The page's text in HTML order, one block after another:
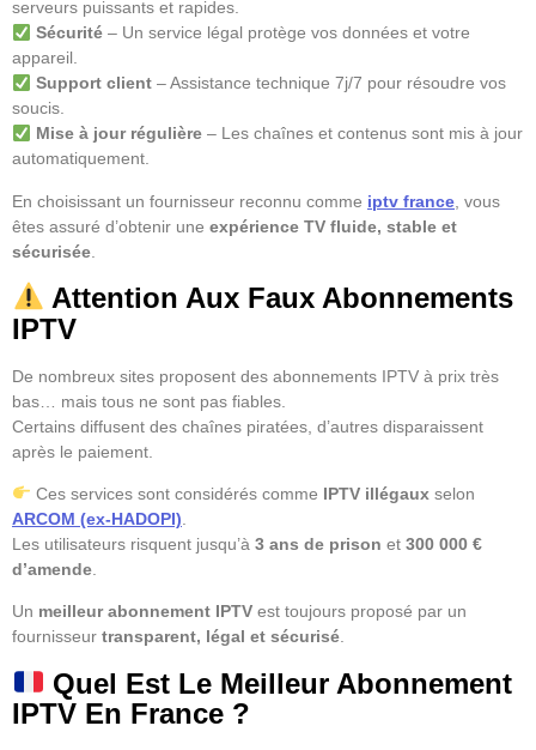
serveurs puissants et rapides.
Sécurité– Un service légal protège vos données et votre
appareil.
Support client– Assistance technique 7j/7 pour résoudre vos
soucis.
Mise à jour régulière– Les chaînes et contenus sont mis à jour
automatiquement.
En choisissant un fournisseur reconnu comme iptv france , vous
êtes assuré d’obtenir une expérience TV fluide, stable et
sécurisée
Attention Aux Faux Abonnements
IPTV
De nombreux sites proposent des abonnements IPTV à prix très
bas… mais tous ne sont pas fiables.
Certains diffusent des chaînes piratées, d’autres disparaissent
après le paiement.
Ces services sont considérés comme IPTV illégauxselon
ARCOM (ex-HADOPI)
Les utilisateurs risquent jusqu’à 3 ans de prison et 300 000 €
d’amende
Un meilleur abonnement IPTV est toujours proposé par un
fournisseur transparent, légal et sécurisé.
Quel Est Le Meilleur Abonnement
IPTV En France ?